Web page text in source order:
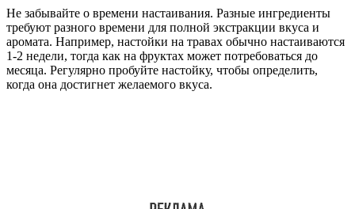
Не забывайте о времени настаивания. Разные ингредиенты
требуют разного времени для полной экстракции вкуса и
аромата. Например, настойки на травах обычно настаиваются
1-2 недели, тогда как на фруктах может потребоваться до
месяца. Регулярно пробуйте настойку, чтобы определить,
когда она достигнет желаемого вкуса.